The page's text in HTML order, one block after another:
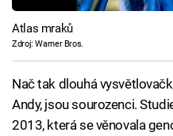
Atlas mraků
Zdroj: Warner Bros.
Nač tak dlouhá
Andy, jsou sourozenci.
2013, která se věnovala